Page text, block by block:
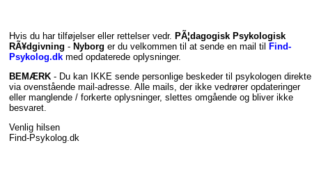
Hvis du har tilføjelser eller rettelser vedr. PÃ¦dagogisk Psykologisk
RÃ¥dgivning - Nyborg er du velkommen til at sende en mail til
Find-
Psykolog.dk med opdaterede oplysninger.
BEMÆRK - Du kan IKKE sende personlige beskeder til psykologen direkte
via ovenstående mail-adresse. Alle mails, der ikke vedrører opdateringer
eller manglende / forkerte oplysninger, slettes omgående og bliver ikke
besvaret.
Venlig hilsen
Find-Psykolog.dk